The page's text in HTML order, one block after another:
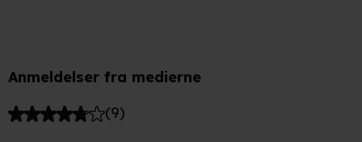
Anmeldelser fra medierne
(9)